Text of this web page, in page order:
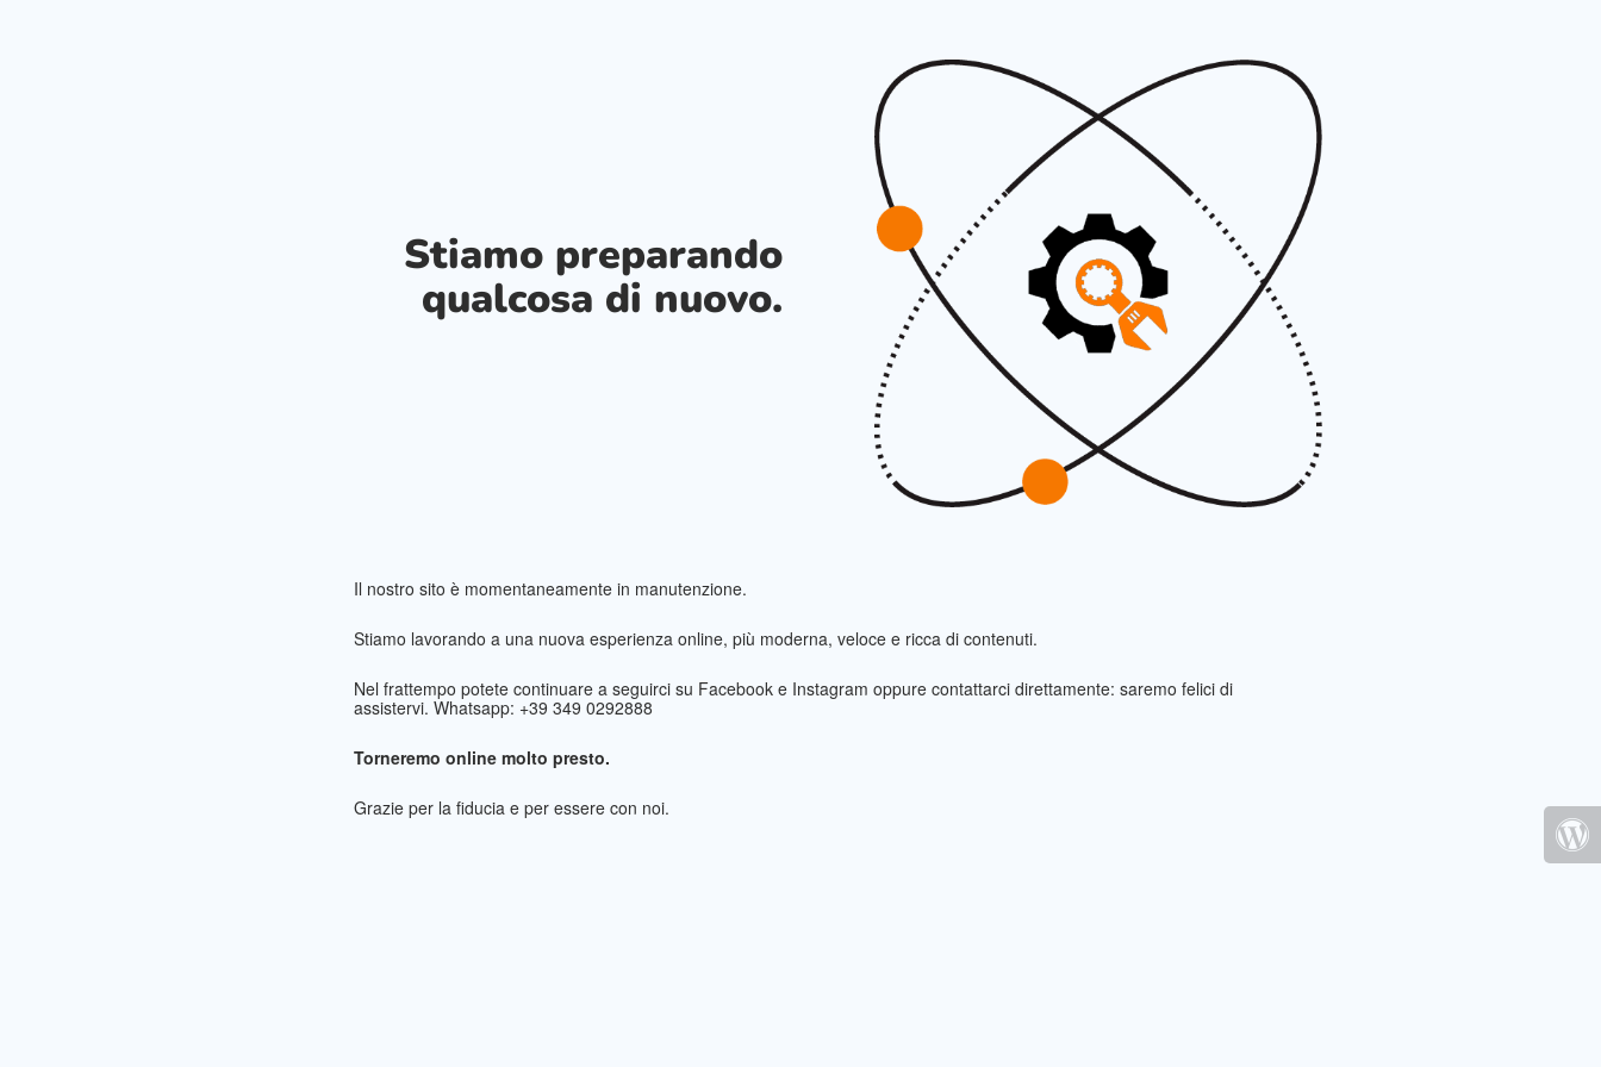
Stiamo preparando
qualcosa di nuovo.
Il nostro sito è momentaneamente in manutenzione.
Stiamo lavorando a una nuova esperienza online, più moderna, veloce e ricca di contenuti.
Nel frattempo potete continuare a seguirci su Facebook e Instagram oppure contattarci direttamente: saremo felici di
assistervi. Whatsapp: +39 349 0292888
Torneremo online molto presto.
Grazie per la fiducia e per essere con noi.